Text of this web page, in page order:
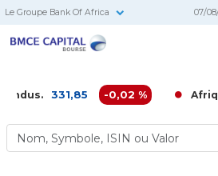
Le Groupe Bank Of Africa 07/
331,85 -0,02 % Afriquia Gaz